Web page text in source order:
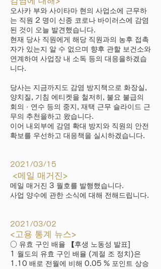
오사카 부와 사이타마 현의 사업소에 근무하
는 직원 2 명이 신종 코로나 바이러스에 감염
된 것이 오늘 발견했습니다.
현재 당사 직원에게 해당 직원과의 농후 접촉
자가 있는지 알 수 없으며 향후 관할 보건소와
연계하여 사업장 내 소독 등의 대응을하겠습
니다.
당사는 지금까지도 감염 방지책으로 화장실,
양치질, 기침 에티켓을 철저히, 불요 불급의
회의 · 연수 등의 중지, 재택 근무 슬라이드 근
무의 추천을하고 왔습니다.
이어 내외부에 감염 확대 방지와 직원의 안전
확보를 우선하고 대응책을 실시하겠습니다.
2021/03/15
<메일 매거진>
메일 매거진 3 월호를 발행했습니다.
사업 양수에 관한 소식에 대해 전해드립니다.
2021/03/02
<고용 통계 뉴스>
○ 유효 구인 배율 【후생 노동성 발표]
1 월도의 유효 구인 배율 (계절 조 정치)은
1.10 배로 전월에 비해 0.05 % 포인트 상승